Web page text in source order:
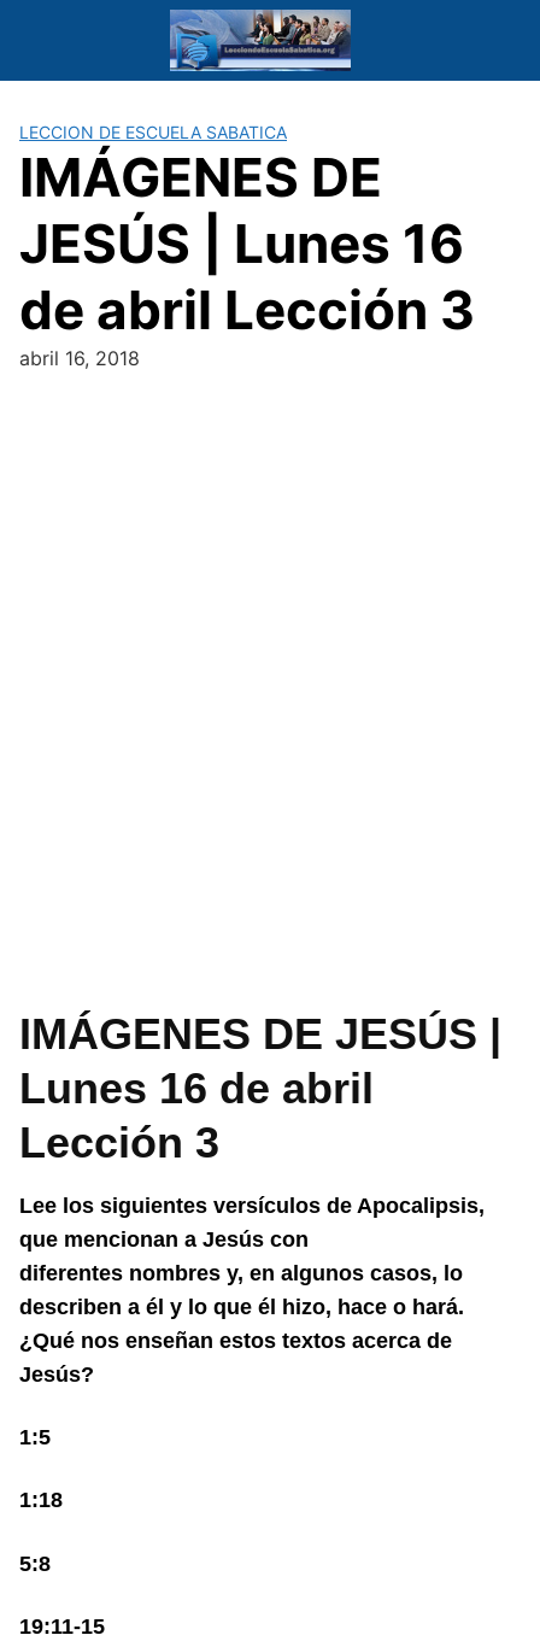
LECCION DE ESCUELA SABATICA
IMÁGENES DE
JESÚS | Lunes 16
de abril Lección 3
abril 16, 2018
IMÁGENES DE JESÚS |
Lunes 16 de abril
Lección 3
Lee los siguientes versículos de Apocalipsis,
que mencionan a Jesús con
diferentes nombres y, en algunos casos, lo
describen a él y lo que él hizo, hace o hará.
¿Qué nos enseñan estos textos acerca de
Jesús?
1:5
1:18
5:8
19:11-15